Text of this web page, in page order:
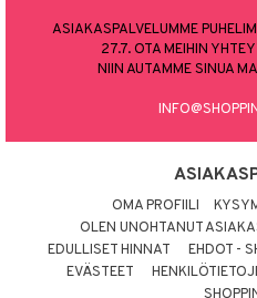
ASIAKASPALVELUMME
27.7. OTA MEIHIN
NIIN AUTAMME SINUA
OMA PROFIILI
OLEN UNOHTANUT
EDULLISET HINNAT
EHDOT -
EVÄSTEET